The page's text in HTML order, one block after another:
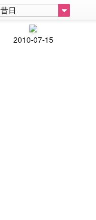
昔日
2010-07-15